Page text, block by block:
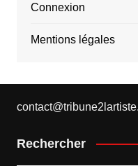
Connexion
Mentions légales
Rechercher